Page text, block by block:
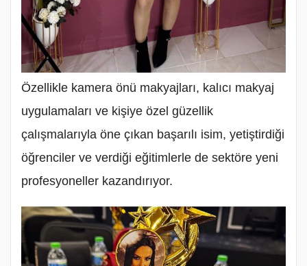
Özellikle kamera önü makyajları, kalıcı makyaj
uygulamaları ve kişiye özel güzellik
çalışmalarıyla öne çıkan başarılı isim, yetiştirdiği
öğrenciler ve verdiği eğitimlerle de sektöre yeni
profesyoneller kazandırıyor.